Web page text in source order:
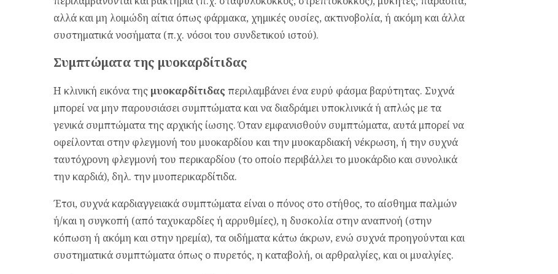
αλλά και μη λοιμώδη αίτια όπως φάρμακα, χημικές ουσίες, ακτινοβολία, ή ακόμη και άλλα
συστηματικά νοσήματα (π.χ. νόσοι του συνδετικού ιστού).
Συμπτώματα της μυοκαρδίτιδας
Η κλινική εικόνα της μυοκαρδίτιδας περιλαμβάνει ένα ευρύ φάσμα βαρύτητας. Συχνά
μπορεί να μην παρουσιάσει συμπτώματα και να διαδράμει υποκλινικά ή απλώς με τα
γενικά συμπτώματα της αρχικής ίωσης. Όταν εμφανισθούν συμπτώματα, αυτά μπορεί να
οφείλονται στην φλεγμονή του μυοκαρδίου και την μυοκαρδιακή νέκρωση, ή την συχνά
ταυτόχρονη φλεγμονή του περικαρδίου (το οποίο περιβάλλει το μυοκάρδιο και συνολικά
την καρδιά), δηλ. την μυοπερικαρδίτιδα.
Έτσι, συχνά καρδιαγγειακά συμπτώματα είναι ο πόνος στο στήθος, το αίσθημα παλμών
ή/και η συγκοπή (από ταχυκαρδίες ή αρρυθμίες), η δυσκολία στην αναπνοή (στην
κόπωση ή ακόμη και στην ηρεμία), τα οιδήματα κάτω άκρων, ενώ συχνά προηγούνται και
συστηματικά συμπτώματα όπως ο πυρετός, η καταβολή, οι αρθραλγίες, και οι μυαλγίες.